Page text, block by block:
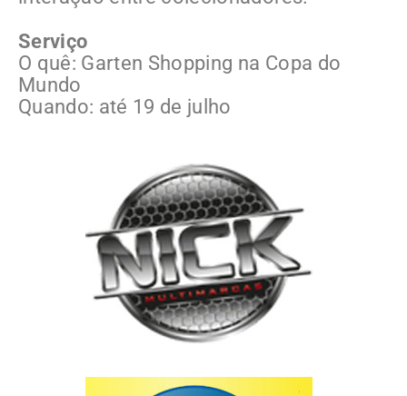
Serviço
O quê: Garten Shopping na Copa do
Mundo
Quando: até 19 de julho